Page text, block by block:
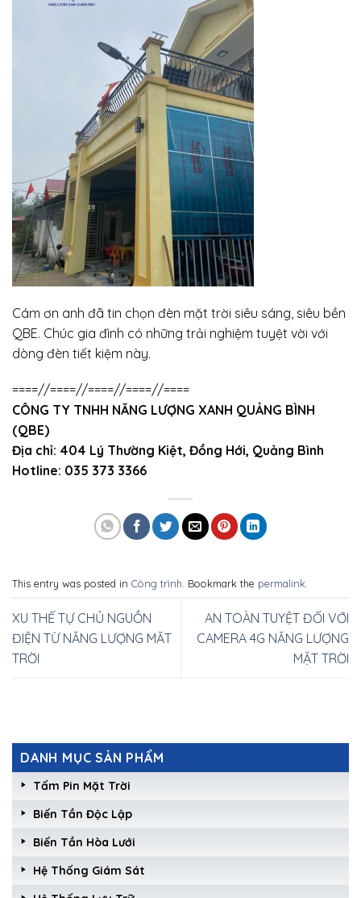
Cám ơn anh đã tin chọn đèn mặt trời siêu sáng, siêu bền
QBE. Chúc gia đình có những trải nghiệm tuyệt vời với
dòng đèn tiết kiệm này.
====//====//====//====//====
CÔNG TY TNHH NĂNG LƯỢNG XANH QUẢNG BÌNH
(QBE)
Địa chỉ: 404 Lý Thường Kiệt, Đồng Hới, Quảng Bình
Hotline: 035 373 3366
This entry was posted in Công trình . Bookmark the permalink
XU THẾ TỰ CHỦ NGUỒN
ĐIỆN TỪ NĂNG LƯỢNG MĂT
TRỜI
AN TOÀN TUYỆT ĐỐI VỚI
CAMERA 4G NĂNG LƯỢNG
MẶT TRỜI
DANH MỤC SẢN PHẨM
Tấm Pin Mặt Trời
Biến Tần Độc Lập
Biến Tần Hòa Lưới
Hệ Thống Giám Sát